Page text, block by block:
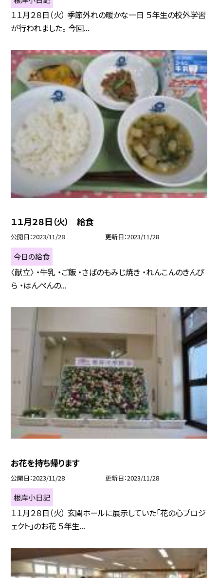
１１月２８日（火） 季節外れの暖かな一日 ５年生の校外学習
が行われました。 今回...
１１月２８日（火） 給食
公開日 2023/11/28 更新日 2023/11/28
今日の給食
〈献立〉 ・牛乳 ・ご飯 ・さばのもみじ焼き ・れんこんのきんぴ
ら ・はんぺんの...
お花を持ち帰ります
公開日 2023/11/28 更新日 2023/11/28
根岸小日記
１１月２８日（火） 玄関ホールに展示していた「花の心プロジ
ェクト」のお花 ５年生...